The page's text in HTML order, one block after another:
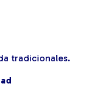
tradicionales.